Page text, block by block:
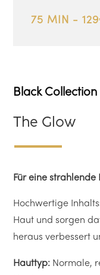
75 MIN -
Black Collection
The Glow
Für eine
Hochwertige
Haut und sorgen
heraus verbessert
Hauttyp: Normale,